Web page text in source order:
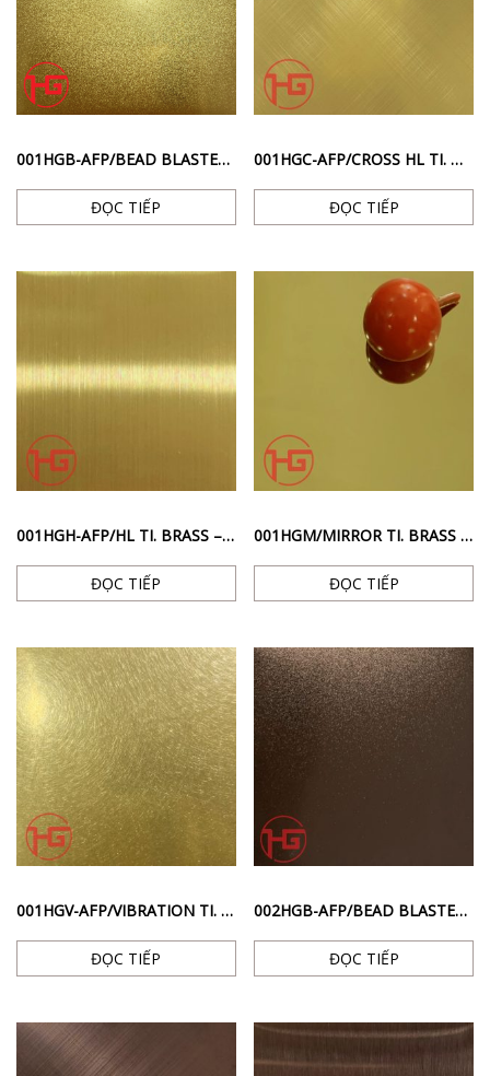
001HGB-AFP/BEAD BLASTED TI. BRASS – INOX BỀ MẶT PHUN CÁT CHỐNG VÂN TAY MÀU BRASS
ĐỌC TIẾP
001HGC-AFP/CROSS HL TI. BRASS – INOX BỀ MẶT SỌC CHÉO CHỐNG VÂN TAY MÀU BRASS
ĐỌC TIẾP
001HGH-AFP/HL TI. BRASS – INOX BỀ MẶT HAIRLINE CHỐNG VÂN TAY MÀU BRASS
ĐỌC TIẾP
001HGM/MIRROR TI. BRASS – INOX BỀ MẶT BÓNG GƯƠNG MÀU BRASS
ĐỌC TIẾP
001HGV-AFP/VIBRATION TI. BRASS – INOX BỀ MẶT XƯỚC RỐI CHỐNG VÂN TAY MÀU BRASS
ĐỌC TIẾP
002HGB-AFP/BEAD BLASTED TI. BROWN – INOX BỀ MẶT PHUN CÁT CHỐNG VÂN TAY MÀU NÂU
ĐỌC TIẾP